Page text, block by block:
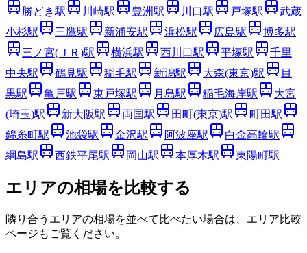
勝どき駅 川崎駅 豊洲駅 川口駅 戸塚駅
武蔵
小杉駅 三鷹駅 新浦安駅 浜松駅 広島駅 博多駅
三ノ宮(ＪＲ)駅 横浜駅 西川口駅 平塚駅
千里
中央駅 鶴見駅 稲毛駅 新潟駅 大森(東京)駅
目
黒駅 亀戸駅 東戸塚駅 月島駅 稲毛海岸駅
大宮
(埼玉)駅 新大阪駅 両国駅 田町(東京)駅 町田駅
錦糸町駅 池袋駅 金沢駅 阿波座駅 白金高輪駅
綱島駅 西鉄平尾駅 岡山駅 本厚木駅 東陽町駅
エリアの相場を比較する
隣り合うエリアの相場を並べて比べたい場合は、エリア比較
ページもご覧ください。